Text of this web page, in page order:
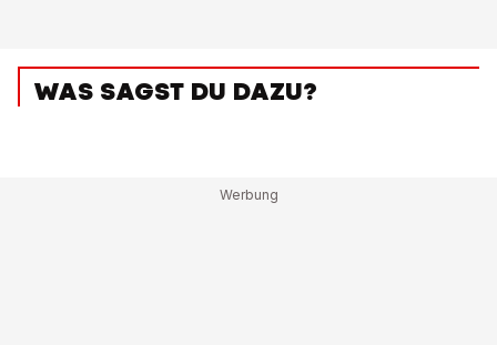
WAS SAGST DU DAZU?